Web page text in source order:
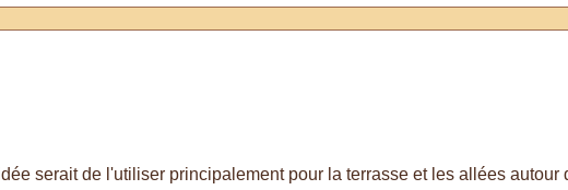
serait de l'utiliser principalement pour la terrasse et les allées autour